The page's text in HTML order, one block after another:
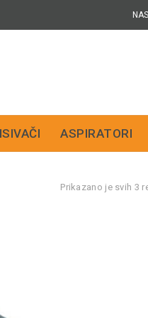
ASPIRATORI
Prikazano je svih 3